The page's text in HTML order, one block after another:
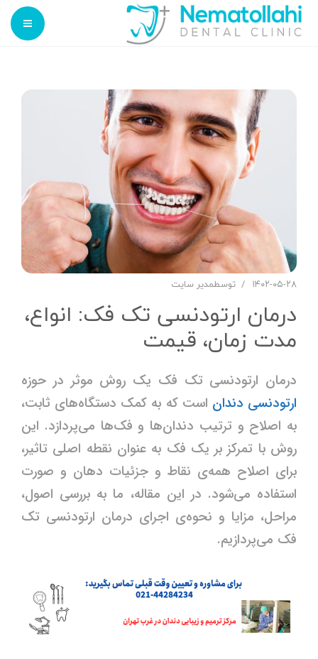
تعرفه ها
ارتباط با ما
نمونه کارهای دندانپزشکی
ارتباط با ما
۱۴۰۲-۰۵-۲۸ توسطمدیر سایت
درمان ارتودنسی تک فک: انواع،
مدت زمان، قیمت
درمان ارتودنسی تک فک یک روش موثر در حوزه
ارتودنسی دندان است که به کمک دستگاه‌های ثابت،
به اصلاح و ترتیب دندان‌ها و فک‌ها می‌پردازد. این
روش با تمرکز بر یک فک به عنوان نقطه اصلی تاثیر،
برای اصلاح همه‌ی نقاط و جزئیات دهان و صورت
استفاده می‌شود. در این مقاله، ما به بررسی اصول،
مراحل، مزایا و نحوه‌ی اجرای درمان ارتودنسی تک
فک می‌پردازیم.